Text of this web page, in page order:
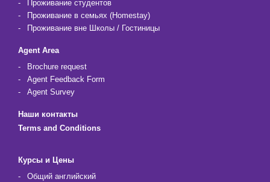
Проживание студентов
Проживание в семьях (Homestay)
Проживание вне Школы / Гостиницы
Agent Area
Brochure request
Agent Feedback Form
Agent Survey
Наши контакты
Terms and Conditions
Курсы и Цены
Общий английский